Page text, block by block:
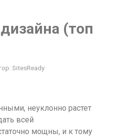
(топ
SitesReady
неуклонно растет
всей
мощны, и к тому